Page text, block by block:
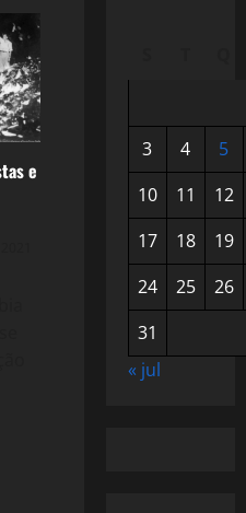
e
3 4
5
10
11
12
17
18
19
24
25
26
31
« jul